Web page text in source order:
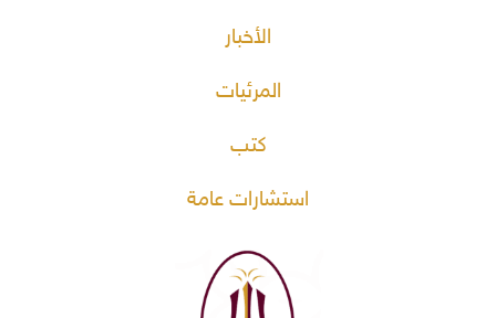
الأخبار
المرئيات
كتب
استشارات عامة